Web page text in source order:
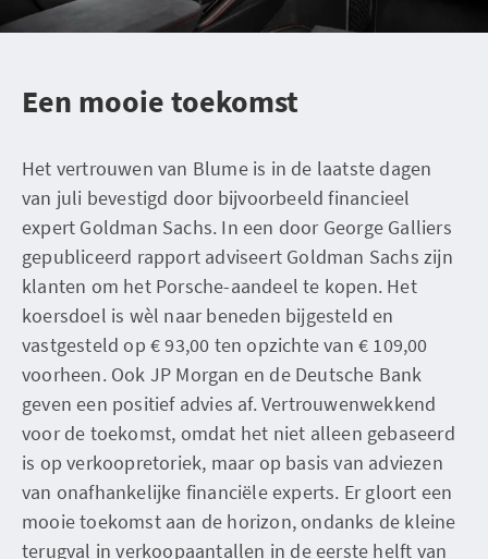
Een mooie toekomst
Het vertrouwen van Blume is in de laatste dagen
van juli bevestigd door bijvoorbeeld financieel
expert Goldman Sachs. In een door George Galliers
gepubliceerd rapport adviseert Goldman Sachs zijn
klanten om het Porsche-aandeel te kopen. Het
koersdoel is wèl naar beneden bijgesteld en
vastgesteld op € 93,00 ten opzichte van € 109,00
voorheen. Ook JP Morgan en de Deutsche Bank
geven een positief advies af. Vertrouwenwekkend
voor de toekomst, omdat het niet alleen gebaseerd
is op verkoopretoriek, maar op basis van adviezen
van onafhankelijke financiële experts. Er gloort een
mooie toekomst aan de horizon, ondanks de kleine
terugval in verkoopaantallen in de eerste helft van